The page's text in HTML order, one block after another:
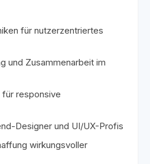
für nutzerzentriertes
und Zusammenarbeit im
responsive
Designer und UI/UX-Profis
wirkungsvoller